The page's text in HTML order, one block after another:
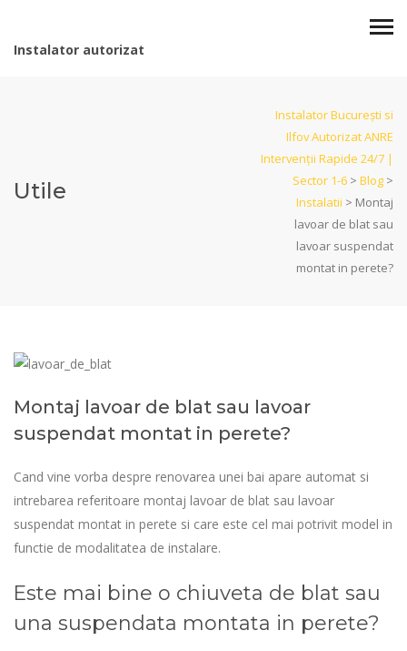
Instalator autorizat
Utile
Instalator București si
Ilfov Autorizat ANRE
Intervenții Rapide 24/7 |
Sector 1-6 > Blog >
Instalatii > Montaj
lavoar de blat sau
lavoar suspendat
montat in perete?
Montaj lavoar de blat sau lavoar
suspendat montat in perete?
Cand vine vorba despre renovarea unei bai apare automat si
intrebarea referitoare montaj lavoar de blat sau lavoar
suspendat montat in perete si care este cel mai potrivit model in
functie de modalitatea de instalare.
Este mai bine o chiuveta de blat sau
una suspendata montata in perete?